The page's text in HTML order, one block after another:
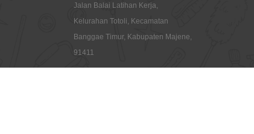
Jalan Balai Latihan Kerja,
Kelurahan Totoli, Kecamatan
Banggae Timur, Kabupaten Majene,
91411